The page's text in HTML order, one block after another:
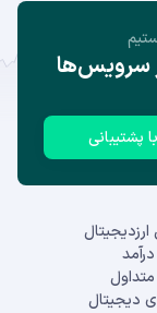
سرویس‌ها
پشتیبانی
دیجیتال